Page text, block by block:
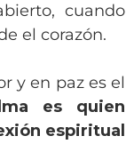
cuando
el corazón.
y en paz es el
es quien
espiritual